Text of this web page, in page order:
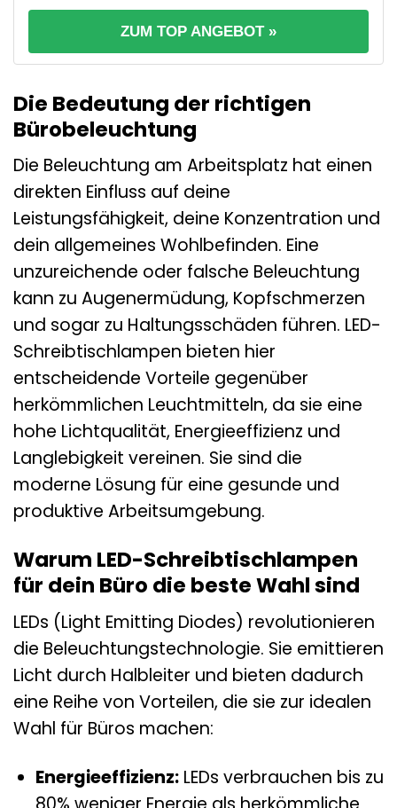
ZUM TOP ANGEBOT »
Die Bedeutung der richtigen
Bürobeleuchtung
Die Beleuchtung am Arbeitsplatz hat einen
direkten Einfluss auf deine
Leistungsfähigkeit, deine Konzentration und
dein allgemeines Wohlbefinden. Eine
unzureichende oder falsche Beleuchtung
kann zu Augenermüdung, Kopfschmerzen
und sogar zu Haltungsschäden führen. LED-
Schreibtischlampen bieten hier
entscheidende Vorteile gegenüber
herkömmlichen Leuchtmitteln, da sie eine
hohe Lichtqualität, Energieeffizienz und
Langlebigkeit vereinen. Sie sind die
moderne Lösung für eine gesunde und
produktive Arbeitsumgebung.
Warum LED-Schreibtischlampen
für dein Büro die beste Wahl sind
LEDs (Light Emitting Diodes) revolutionieren
die Beleuchtungstechnologie. Sie emittieren
Licht durch Halbleiter und bieten dadurch
eine Reihe von Vorteilen, die sie zur idealen
Wahl für Büros machen:
Energieeffizienz:LEDs verbrauchen bis zu